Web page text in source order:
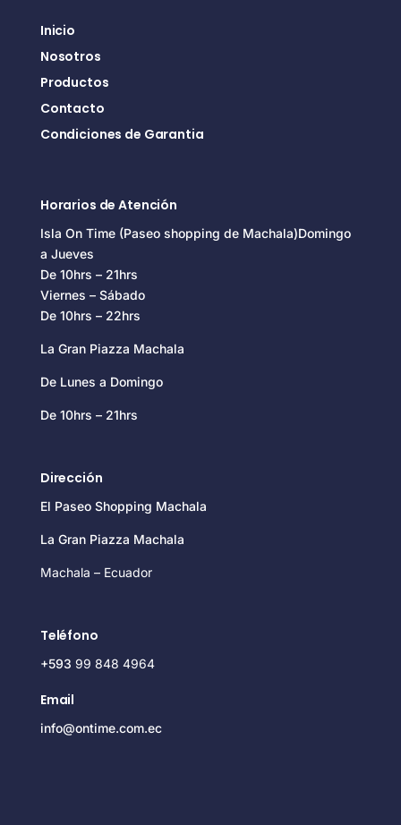
Inicio
Nosotros
Productos
Contacto
Condiciones de Garantia
Horarios de Atención
Isla On Time (Paseo shopping de Machala)Domingo
a Jueves
De 10hrs – 21hrs
Viernes – Sábado
De 10hrs – 22hrs
La Gran Piazza Machala
De Lunes a Domingo
De 10hrs – 21hrs
Dirección
El Paseo Shopping Machala
La Gran Piazza Machala
Machala – Ecuador
Teléfono
+593 99 848 4964
Email
info@ontime.com.ec